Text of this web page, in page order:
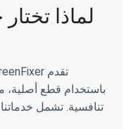
لماذا
باستخدام قطع
تنافسية. تشمل خدماتنا